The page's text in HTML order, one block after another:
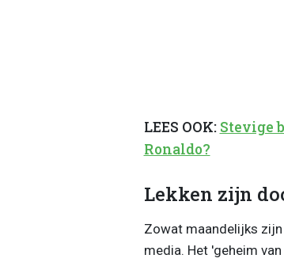
LEES OOK: Stevige
Ronaldo?
Lekken zijn
Zowat maandelijks zijn
media. Het 'geheim